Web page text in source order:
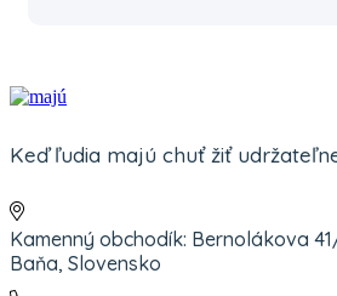
Keď ľudia majú chuť žiť
Kamenný obchodík: Bernolákova
Baňa, Slovensko